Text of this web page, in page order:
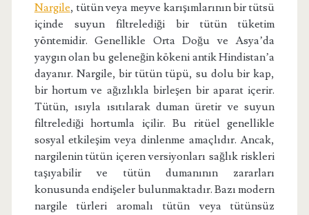
Nargile, tütün veya meyve karışımlarının bir tütsü
içinde suyun filtrelediği bir tütün tüketim
yöntemidir. Genellikle Orta Doğu ve Asya’da
yaygın olan bu geleneğin kökeni antik Hindistan’a
dayanır. Nargile, bir tütün tüpü, su dolu bir kap,
bir hortum ve ağızlıkla birleşen bir aparat içerir.
Tütün, ısıyla ısıtılarak duman üretir ve suyun
filtrelediği hortumla içilir. Bu ritüel genellikle
sosyal etkileşim veya dinlenme amaçlıdır. Ancak,
nargilenin tütün içeren versiyonları sağlık riskleri
taşıyabilir ve tütün dumanının zararları
konusunda endişeler bulunmaktadır. Bazı modern
nargile türleri aromalı tütün veya tütünsüz